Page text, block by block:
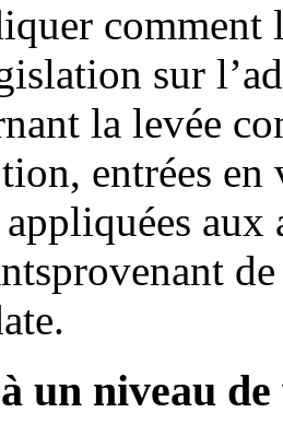
comment
sur
la levée
entrées
aux
un niveau